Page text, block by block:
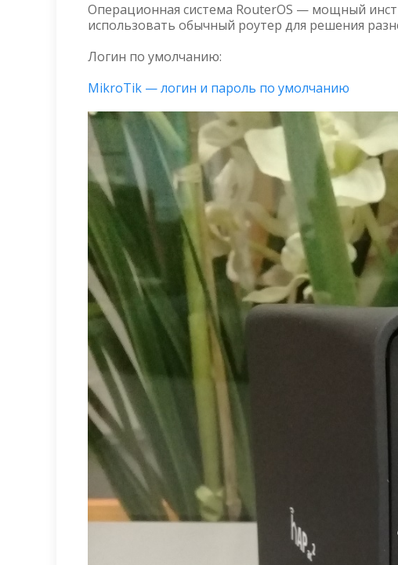
Операционная система RouterOS — мощный
использовать обычный роутер для решения
Логин по умолчанию:
MikroTik — логин и пароль по умолчанию